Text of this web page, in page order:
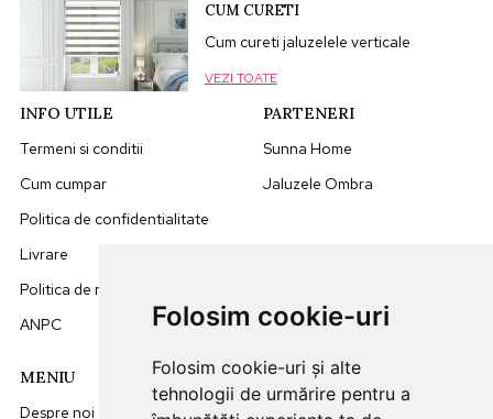
Folosim cookie-uri
Folosim cookie-uri și alte
tehnologii de urmărire pentru a
CUM CURETI
Cum cureti jaluzelele verticale
VEZI TOATE
INFO UTILE
Termeni si conditii
Cum cumpar
Politica de confidentialitate
Livrare
Politica de retur
ANPC
PARTENERI
Sunna Home
Jaluzele Ombra
MENIU
Despre noi
DATE CONTACT
0749512455